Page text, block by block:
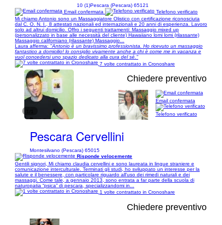
10 (1)Pescara (Pescara) 65121
Email confermata
Telefono verificato
Mi chiamo Antonio sono un Massaggiatore Olistico con certificazione riconosciuta
dal C. O. N. I., 8 attestati nazionali ed internazionali e 20 anni di esperienza. Lavoro
solo ad altrui domicilio. Offro i seguenti trattamenti: Massaggio mixed up
(personalizzato in base alle necessità del cliente) Hawaiiano lomi lomi (rilassante)
Massaggio californiano (rilassante) Massaggio...
Laura afferma: "Antonio è un bravissimo professionista. Ho ricevuto un massaggio
fantastico a domicilio! lo consiglio vivamente anche a chi è come me in vacanza e
vuol concedersi uno spazio dedicato alla cura del sé."
7 volte contrattato in Cronoshare
Chiedere preventivo
Pescara Cervellini
Montesilvano (Pescara) 65015
Email confermata
Telefono verificato
Risponde velocemente
Gentili signori, Mi chiamo claudia cervellini e sono laureata in lingue straniere e
comunicazione interculturale. Terminati gli studi, ho sviluppato un interesse per la
salute e il benessere, con particolare riguardo all'uso dei rimedi naturali e dei
massaggi. Come tale, a gennaio 2013, sono entrata a far parte della scuola di
naturopatia “psica” di pescara, specializzandomi in...
1 volte contrattato in Cronoshare
Chiedere preventivo